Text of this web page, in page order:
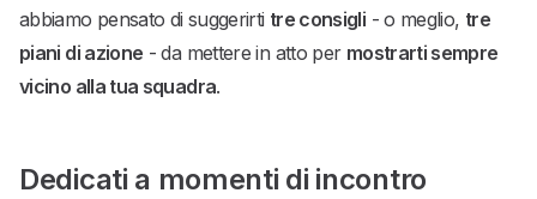
abbiamo pensato di suggerirti tre consigli - o meglio, tre
piani di azione - da mettere in atto per mostrarti sempre
vicino alla tua squadra.
Dedicati a momenti di incontro